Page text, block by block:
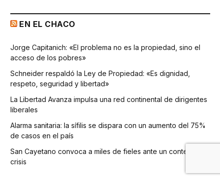
EN EL CHACO
Jorge Capitanich: «El problema no es la propiedad, sino el
acceso de los pobres»
Schneider respaldó la Ley de Propiedad: «Es dignidad,
respeto, seguridad y libertad»
La Libertad Avanza impulsa una red continental de dirigentes
liberales
Alarma sanitaria: la sífilis se dispara con un aumento del 75%
de casos en el país
San Cayetano convoca a miles de fieles ante un contexto de
crisis